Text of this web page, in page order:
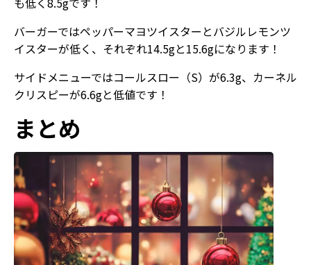
バーガーではペッパーマヨツイスターとバジルレモンツ
イスターが低く、それぞれ14.5gと15.6gになります！
サイドメニューではコールスロー（S）が6.3g、カーネル
クリスピーが6.6gと低値です！
まとめ